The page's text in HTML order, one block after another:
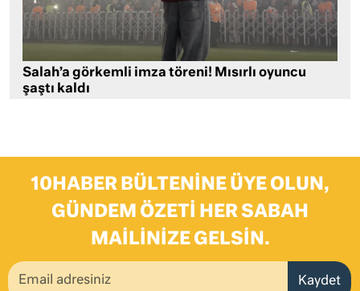
Salah’a görkemli imza töreni! Mısırlı oyuncu
şaştı kaldı
10HABER BÜLTENINE ÜYE OLUN,
GÜNDEM ÖZETI HER SABAH
MAILINIZE GELSIN.
Kaydet